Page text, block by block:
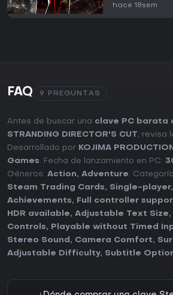
hace 18sem
FAQ 9 PREGUNTAS
Antes de buscar una clave PC barata
STRANDING DIRECTOR'S CUT, revisa
Desarrollado por KOJIMA
Games. Fecha de lanzamiento en PC:
Géneros: Action, Adventure.
Steam Trading Cards, Single-player,
Achievements, Full controller
HDR available, Adjustable Text Size,
Controls, Playable without Timed
Stereo Sound , Camera Comfort,
Adjustable Difficulty, Subtitle